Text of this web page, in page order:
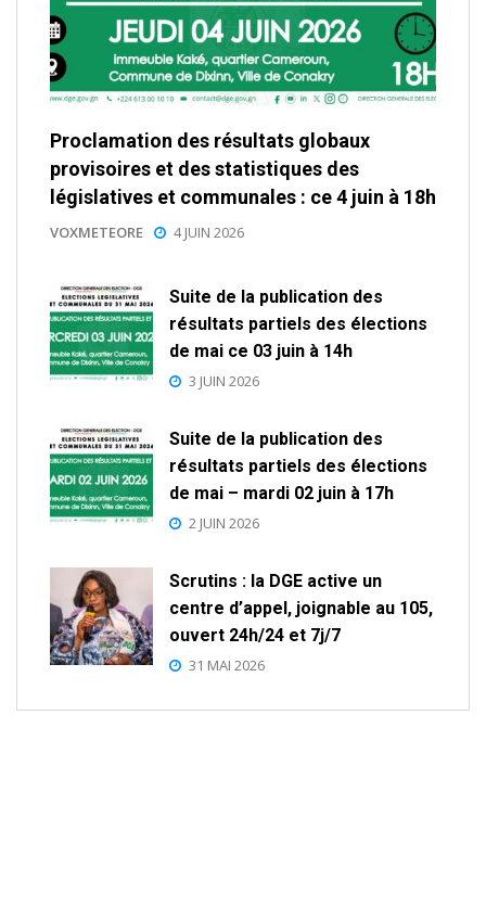
Proclamation des résultats globaux
provisoires et des statistiques des
législatives et communales : ce 4 juin à 18h
VOXMETEORE 4 JUIN 2026
Suite de la publication des
résultats partiels des élections
de mai ce 03 juin à 14h
3 JUIN 2026
Suite de la publication des
résultats partiels des élections
de mai – mardi 02 juin à 17h
2 JUIN 2026
Scrutins : la DGE active un
centre d’appel, joignable au 105,
ouvert 24h/24 et 7j/7
31 MAI 2026